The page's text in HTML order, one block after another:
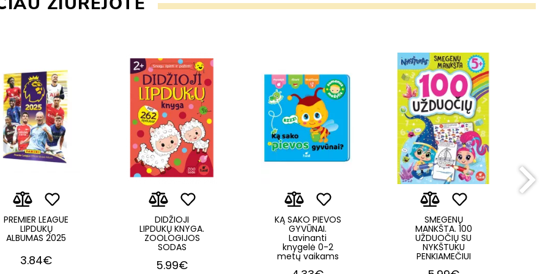
PREMIER LEAGUE
LIPDUKŲ
ALBUMAS 2025
3.84€
DIDŽIOJI
LIPDUKŲ KNYGA.
ZOOLOGIJOS
SODAS
5.99€
KĄ SAKO PIEVOS
GYVŪNAI.
Lavinanti
knygelė 0-2
metų vaikams
SMEGENŲ
MANKŠTA. 100
UŽDUOČIŲ SU
NYKŠTUKU
PENKIAMEČIUI